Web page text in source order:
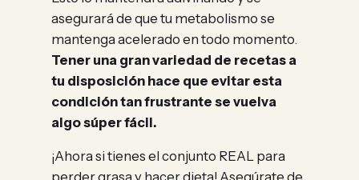
asegurará de que tu metabolismo se
mantenga acelerado en todo momento.
Tener una gran variedad de recetas a
tu disposición hace que evitar esta
condición tan frustrante se vuelva
algo súper fácil.
¡Ahora si tienes el conjunto REAL para